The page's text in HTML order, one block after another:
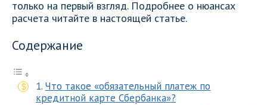
только на первый взгляд. Подробнее о нюансах
расчета читайте в настоящей статье.
Содержание
Что такое «обязательный платеж по
кредитной карте Сбербанка»?